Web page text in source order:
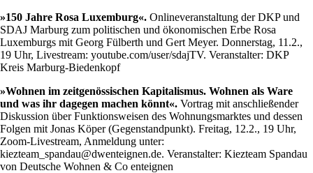
»150 Jahre Rosa Luxemburg«. Onlineveranstaltung der DKP und
SDAJ Marburg zum politischen und ökonomischen Erbe Rosa
Luxemburgs mit Georg Fülberth und Gert Meyer. Donnerstag, 11.2.,
19 Uhr, Livestream: youtube.com/user/sdajTV. Veranstalter: DKP
Kreis Marburg-Biedenkopf
»Wohnen im zeitgenössischen Kapitalismus. Wohnen als Ware
und was ihr dagegen machen könnt«. Vortrag mit anschließender
Diskussion über Funktionsweisen des Wohnungsmarktes und dessen
Folgen mit Jonas Köper (Gegenstandpunkt). Freitag, 12.2., 19 Uhr,
Zoom-Livestream, Anmeldung unter:
kiezteam_spandau@dwenteignen.de. Veranstalter: Kiezteam Spandau
von Deutsche Wohnen & Co enteignen